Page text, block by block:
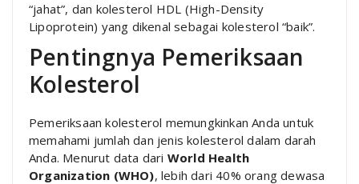
“jahat”, dan kolesterol HDL (High-Density
Lipoprotein) yang dikenal sebagai kolesterol “baik”.
Pentingnya Pemeriksaan
Kolesterol
Pemeriksaan kolesterol memungkinkan Anda untuk
memahami jumlah dan jenis kolesterol dalam darah
Anda. Menurut data dari World Health
Organization (WHO), lebih dari 40% orang dewasa